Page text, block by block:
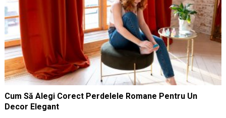
Cum Să Alegi Corect Perdelele Romane Pentru Un
Decor Elegant